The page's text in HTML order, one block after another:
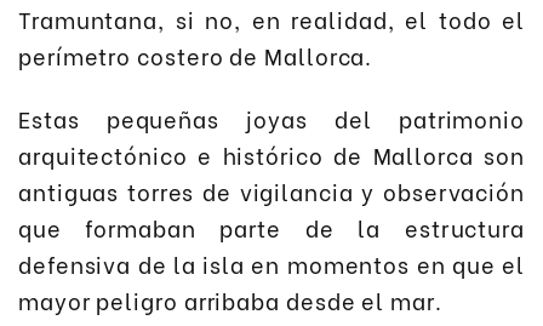
Tramuntana, si no, en realidad, el todo el
perímetro costero de Mallorca.
Estas pequeñas joyas del patrimonio
arquitectónico e histórico de Mallorca son
antiguas torres de vigilancia y observación
que formaban parte de la estructura
defensiva de la isla en momentos en que el
mayor peligro arribaba desde el mar.